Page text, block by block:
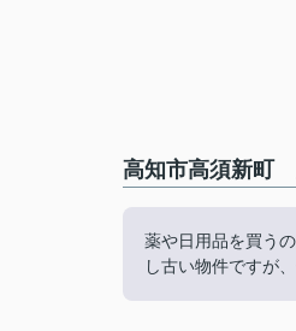
高知市高須新町
薬や日用品を買う
し古い物件ですが